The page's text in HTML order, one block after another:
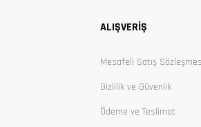
ALIŞVERİŞ
Mesafeli Satış
Gizlilik ve Güvenlik
Ödeme ve Teslimat